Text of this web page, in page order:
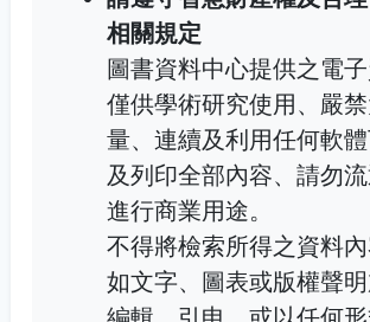
相關規定
圖書資料中心提供之電
僅供學術研究使用、嚴
量、連續及利用任何軟
及列印全部內容、請勿流
進行商業用途。
不得將檢索所得之資料內
如文字、圖表或版權聲
編輯、引申、或以任何